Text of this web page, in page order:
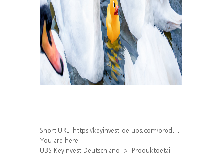
Short URL: https://keyinvest-de.ubs.com/produkt/detail/index/isin/DE000WA4HS55
You are here:
UBS KeyInvest Deutschland
Produktdetail